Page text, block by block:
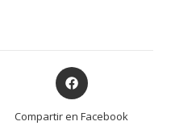
Opens
in
new
Compartir en Facebook